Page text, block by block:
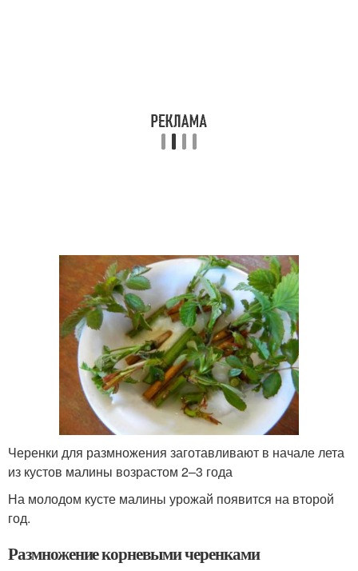
Черенки для размножения заготавливают в начале лета
из кустов малины возрастом 2–3 года
На молодом кусте малины урожай появится на второй
год.
Размножение корневыми черенками